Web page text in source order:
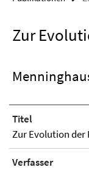
Zur
Titel
Zur Evolution der
Verfasser